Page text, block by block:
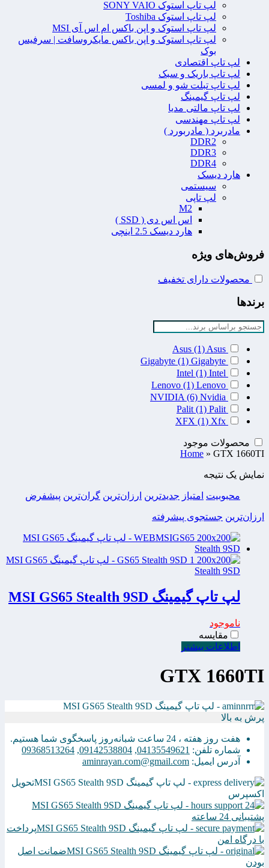
لپ تاپ استوک SONY VAIO
لپ تاپ استوک Toshiba
لپ تاپ استوک و اپن باکس ام اس آی MSI
لپ تاپ استوک و اپن باکس مایکروسافت | سرفیس
بوک
لپ تاپ اقتصادی
لپ تاپ باریک و سبک
لپ تاپ تبلت شو و لمسی
لپ تاپ گیمینگ
لپ تاپ مالتی مدیا
لپ تاپ مهندسی
مادربرد ( مادربورد )
DDR2
DDR3
DDR4
هارد دیسک
سیستمی
لپ تاپی
M2
اس اس دی ( SSD )
هارد دیسک 2.5 اینچی
فروش‌های ویژه
محصولات دارای تخفیف
برندها
Asus (1) Asus
Gigabyte (1) Gigabyte
Intel (1) Intel
Lenovo (1) Lenovo
NVIDIA (6) Nvidia
Palit (1) Palit
XFX (1) Xfx
محصولات موجود
Home » GTX 1660TI
نمایش یک نتیجه
محبوبیت امتیاز جدیدترین ارزان‌ترین گران‌ترین پیشفرض
ارزان‌ترین جستجوی پیشرفته
لپ تاپ گیمینگ MSI GS65 Stealth 9SD
ناموجود
مقایسه
اطلاعات بیشتر
GTX 1660TI
پرش به بالا
هفت روز هفته ، 24 ساعت شبانه‌روز پاسخگوی شما هستیم.
شماره تلفن: 04135549621
,
09142538804
,
09368513264
آدرس ایمیل: aminrayan.com@gmail.com
تحویل
اکسپرس
پشتیبانی 24 ساعته
پرداخت
با درگاه امن
ضمانت اصل
بودن